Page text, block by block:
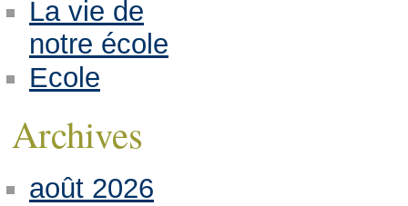
La vie de
notre école
Ecole
Archives
août 2026